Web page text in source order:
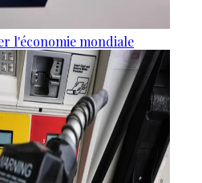
l'économie mondiale